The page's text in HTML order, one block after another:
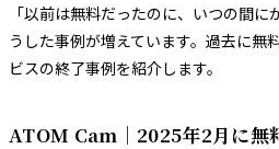
「以前は無料だったのに、いつの間
うした事例が増えています。過去に無
ビスの終了事例を紹介します。
ATOM Cam｜2025年2月に無